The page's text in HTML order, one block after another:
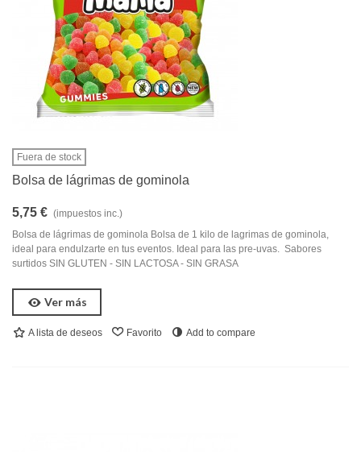
Fuera de stock
Bolsa de lágrimas de gominola
5,75 € (impuestos inc.)
Bolsa de lágrimas de gominola Bolsa de 1 kilo de lagrimas de gominola,
ideal para endulzarte en tus eventos. Ideal para las pre-uvas. Sabores
surtidos SIN GLUTEN - SIN LACTOSA - SIN GRASA
Ver más
A lista de deseos Favorito Add to compare